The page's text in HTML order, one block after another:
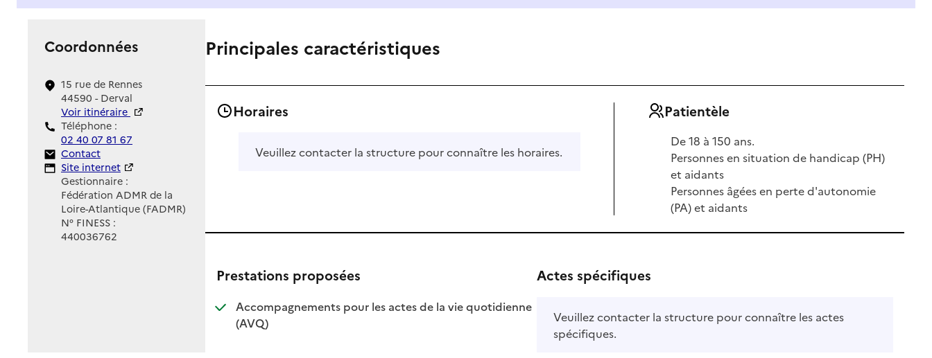
Coordonnées
15 rue de Rennes
44590 - Derval
Voir itinéraire
Téléphone :
02 40 07 81 67
Contact
Contact
Site Internet
Site internet
Gestionnaire :
Fédération ADMR de la
Loire-Atlantique (FADMR)
N° FINESS :
440036762
Principales caractéristiques
Horaires
Veuillez contacter la structure pour connaître les horaires.
Patientèle
De 18 à 150 ans.
Personnes en situation de handicap (PH)
et aidants
Personnes âgées en perte d'autonomie
(PA) et aidants
Prestations proposées
Accompagnements pour les actes de la vie quotidienne
(AVQ)
: disponible
: non disponible
Actes spécifiques
Veuillez contacter la structure pour connaître les actes
spécifiques.